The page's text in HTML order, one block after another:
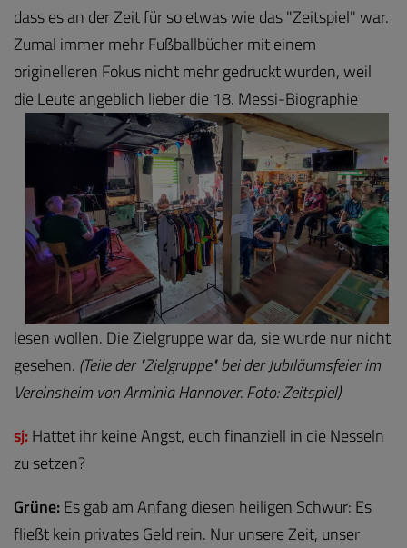
dass es an der Zeit für so etwas wie das "Zeitspiel" war.
Zumal immer mehr Fußballbücher mit einem
originelleren Fokus nicht mehr gedruckt wurden, weil
die Leute angeblich lieber die 18. Messi-Biographie
lesen wollen. Die Zielgruppe war da, sie wurde nur nicht
gesehen. (Teile der "Zielgruppe" bei der Jubiläumsfeier im
Vereinsheim von Arminia Hannover. Foto: Zeitspiel)
sj:Hattet ihr keine Angst, euch finanziell in die Nesseln
zu setzen?
Grüne:Es gab am Anfang diesen heiligen Schwur: Es
fließt kein privates Geld rein. Nur unsere Zeit, unser